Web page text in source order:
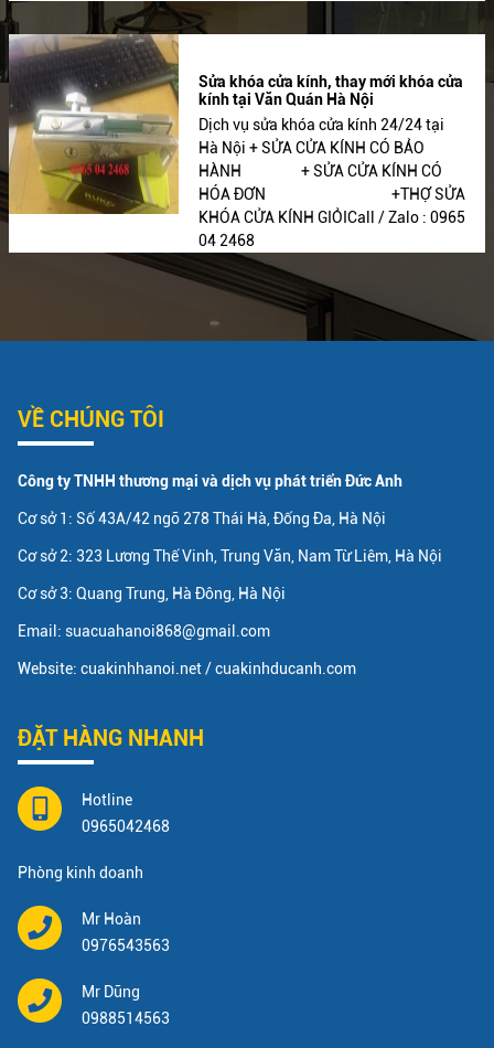
Sửa khóa cửa kính, thay mới khóa cửa
kính tại Văn Quán Hà Nội
Dịch vụ sửa khóa cửa kính 24/24 tại
Hà Nội + SỬA CỬA KÍNH CÓ BẢO
HÀNH + SỬA CỬA KÍNH CÓ
HÓA ĐƠN +THỢ SỬA
KHÓA CỬA KÍNH GIỎICall / Zalo : 0965
04 2468
VỀ CHÚNG TÔI
Công ty TNHH thương mại và dịch vụ phát triển Đức Anh
Cơ sở 1: Số 43A/42 ngõ 278 Thái Hà, Đống Đa, Hà Nội
Cơ sở 2: 323 Lương Thế Vinh, Trung Văn, Nam Từ Liêm, Hà Nội
Cơ sở 3: Quang Trung, Hà Đông, Hà Nội
Email: suacuahanoi868@gmail.com
Website: cuakinhhanoi.net / cuakinhducanh.com
ĐẶT HÀNG NHANH
Hotline
0965042468
Phòng kinh doanh
Mr Hoàn
0976543563
Mr Dũng
0988514563